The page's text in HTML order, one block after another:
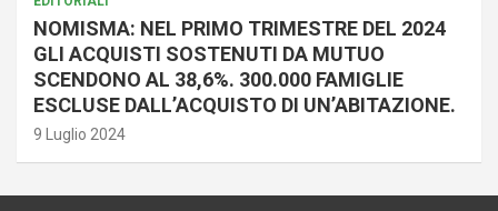
NOMISMA: NEL PRIMO TRIMESTRE DEL 2024
GLI ACQUISTI SOSTENUTI DA MUTUO
SCENDONO AL 38,6%. 300.000 FAMIGLIE
ESCLUSE DALL’ACQUISTO DI UN’ABITAZIONE.
9 Luglio 2024